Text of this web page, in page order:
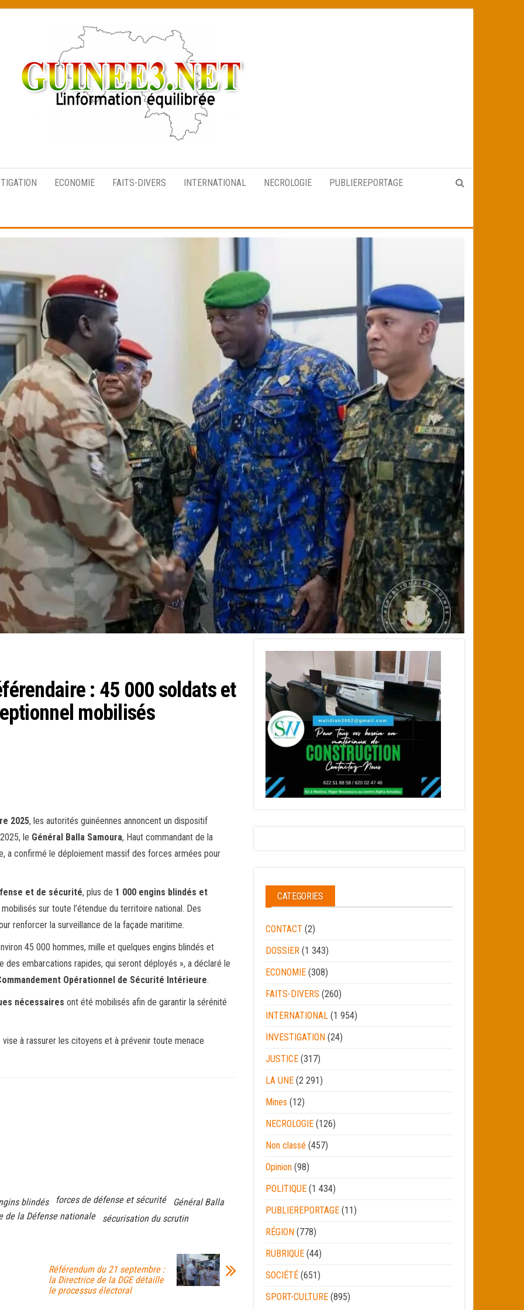
équilibrée
ECONOMIE FAITS-DIVERS INTERNATIONAL NECROLOGIE PUBLIEREPORTAGE
: 45 000 soldats et
mobilisés
2025, les autorités guinéennes annoncent un dispositif
le Général Balla Samoura, Haut commandant de la
a confirmé le déploiement massif des forces armées pour
et de sécurité, plus de 1 000 engins blindés et
sur toute l’étendue du territoire national. Des
renforcer la surveillance de la façade maritime.
45 000 hommes, mille et quelques engins blindés et
embarcations rapides, qui seront déployés », a déclaré le
Opérationnel de Sécurité Intérieure.
nécessaires ont été mobilisés afin de garantir la sérénité
vise à rassurer les citoyens et à prévenir toute menace
blindés forces de défense et sécurité
Général Balla
de la Défense nationale
sécurisation du scrutin
Référendum du 21 septembre :
la Directrice de la DGE détaille
le processus électoral
CATEGORIES
CONTACT (2)
DOSSIER (1 343)
ECONOMIE (308)
FAITS-DIVERS (260)
INTERNATIONAL (1 954)
INVESTIGATION (24)
JUSTICE (317)
LA UNE (2 291)
Mines (12)
NECROLOGIE (126)
Non classé (457)
Opinion (98)
POLITIQUE (1 434)
PUBLIEREPORTAGE (11)
RÉGION (778)
RUBRIQUE (44)
SOCIÉTÉ (651)
SPORT-CULTURE (895)